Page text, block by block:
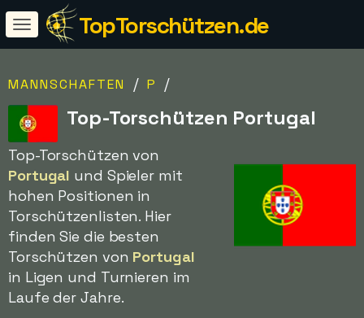
TopTorschützen.de
MANNSCHAFTEN / P /
Top-Torschützen Portugal
Top-Torschützen von
Portugal und Spieler mit
hohen Positionen in
Torschützenlisten. Hier
finden Sie die besten
Torschützen von Portugal
in Ligen und Turnieren im
Laufe der Jahre.